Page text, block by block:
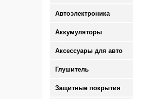
Автоэлектроника
Аккумуляторы
Аксессуары для авто
Глушитель
Защитные покрытия